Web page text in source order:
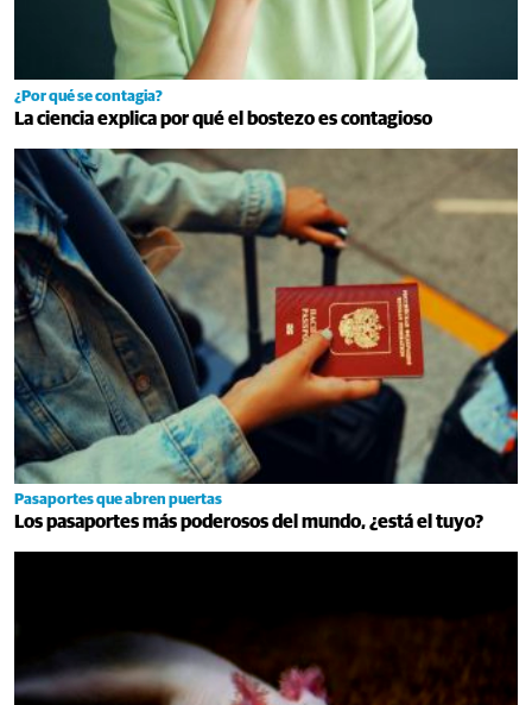
¿Por qué se contagia?
La ciencia explica por qué el bostezo es contagioso
Pasaportes que abren puertas
Los pasaportes más poderosos del mundo, ¿está el tuyo?